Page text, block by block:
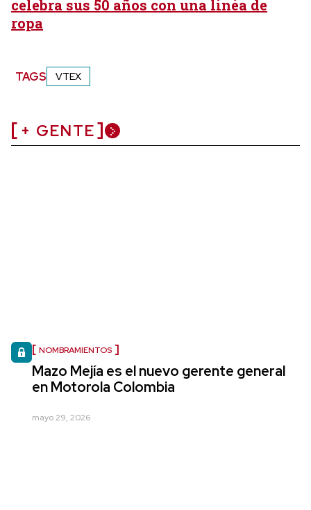
celebra sus 50 años con una linéa de
ropa
TAGS VTEX
+ GENTE
NOMBRAMIENTOS
Mazo Mejía es el nuevo gerente general
en Motorola Colombia
mayo 29, 2026